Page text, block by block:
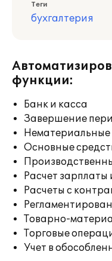
Теги
бухгалтерия
функции:
Банк и касса
Завершение
Нематериальные
Основные
Расчет зарплаты
Расчеты с
Товарно-
Торговые
Учет в